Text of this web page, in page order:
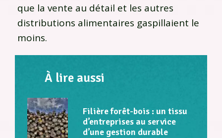
que la vente au détail et les autres
distributions alimentaires gaspillaient le
moins.
À lire aussi
Filière forêt-bois : un tissu
d’entreprises au service
d’une gestion durable